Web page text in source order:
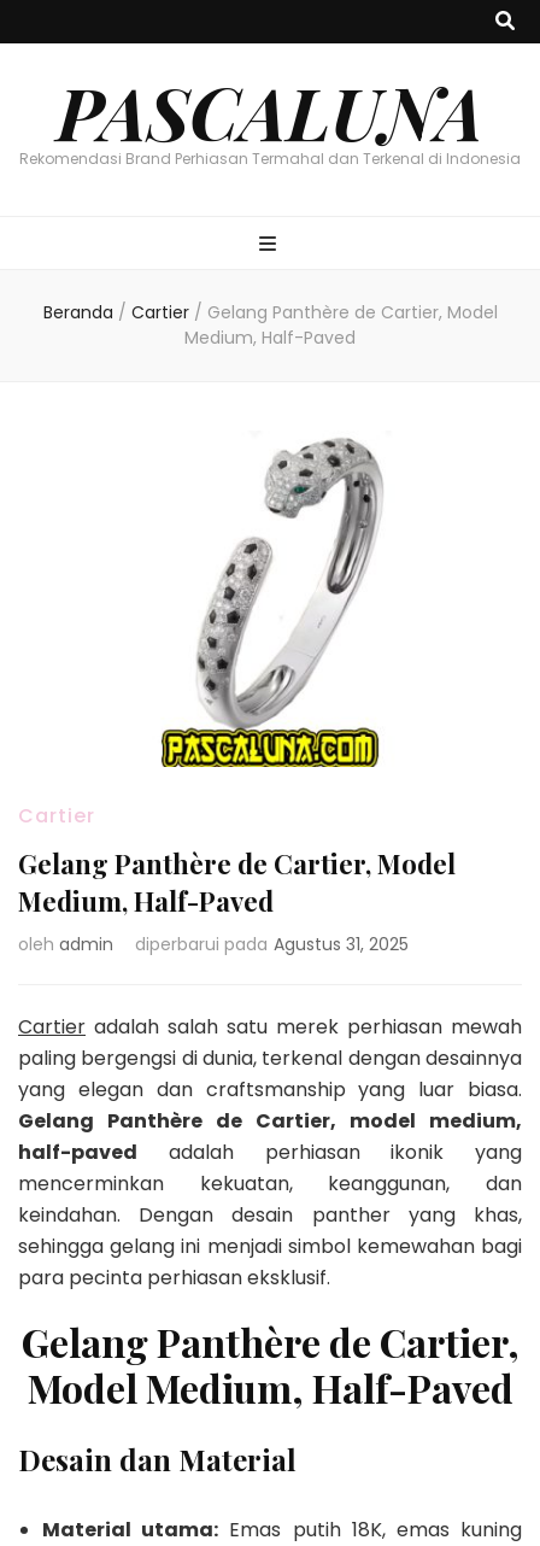
PASCALUNA
Rekomendasi Brand Perhiasan Termahal dan Terkenal di Indonesia
Beranda / Cartier / Gelang Panthère de Cartier, Model
Medium, Half-Paved
Cartier
Gelang Panthère de Cartier, Model
Medium, Half-Paved
oleh admin diperbarui pada Agustus 31, 2025
Cartier adalah salah satu merek perhiasan mewah
paling bergengsi di dunia, terkenal dengan desainnya
yang elegan dan craftsmanship yang luar biasa.
Gelang Panthère de Cartier, model medium,
half-paved adalah perhiasan ikonik yang
mencerminkan kekuatan, keanggunan, dan
keindahan. Dengan desain panther yang khas,
sehingga gelang ini menjadi simbol kemewahan bagi
para pecinta perhiasan eksklusif.
Gelang Panthère de Cartier,
Model Medium, Half-Paved
Desain dan Material
Material utama: Emas putih 18K, emas kuning